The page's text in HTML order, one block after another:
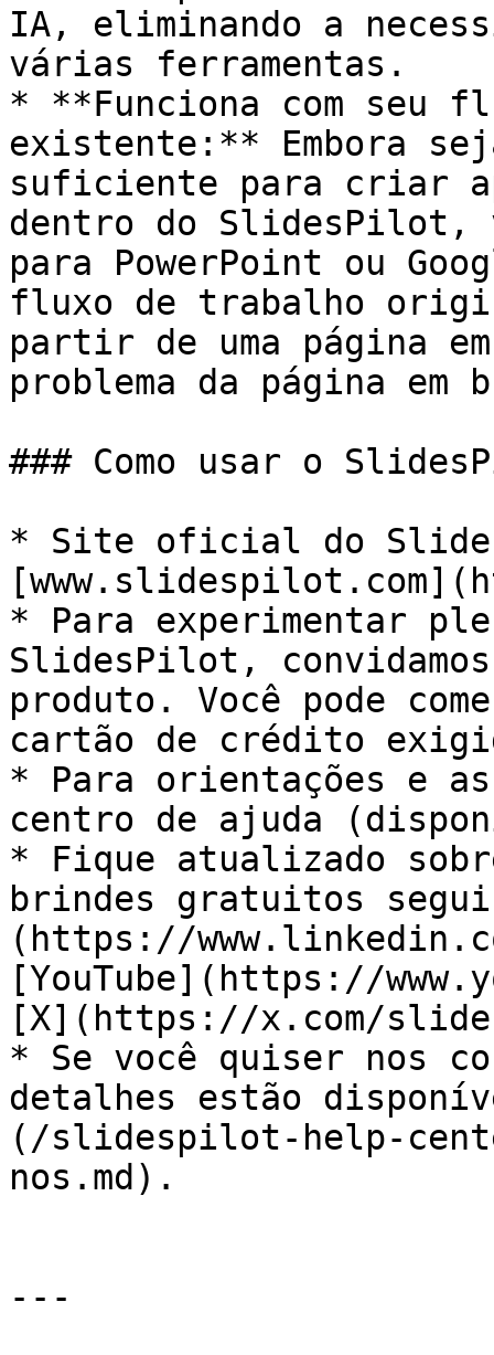
IA, eliminando a
várias ferramentas.
* **Funciona com seu
existente:** Embora
suficiente para criar
dentro do SlidesPilot,
para PowerPoint ou
fluxo de trabalho
partir de uma página
problema da página em
### Como usar o
* Site oficial do
* Para experimentar
SlidesPilot,
produto. Você pode
cartão de crédito
* Para orientações e
centro de ajuda
* Fique atualizado
brindes gratuitos
(https://
[YouTube](https://
[X](https://x.com/
* Se você quiser nos
detalhes estão
(/slidespilot-help-
nos.md).
---